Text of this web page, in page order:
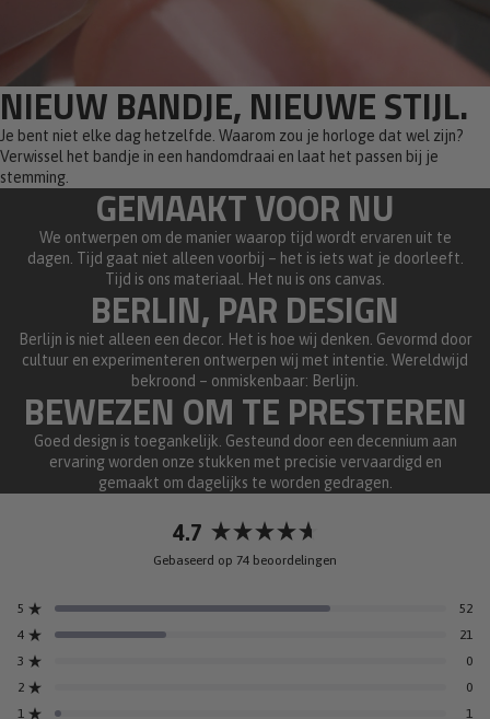
NIEUW BANDJE, NIEUWE STIJL.
Je bent niet elke dag hetzelfde. Waarom zou je horloge dat wel zijn?
Verwissel het bandje in een handomdraai en laat het passen bij je
stemming.
GEMAAKT VOOR NU
We ontwerpen om de manier waarop tijd wordt ervaren uit te
dagen. Tijd gaat niet alleen voorbij – het is iets wat je doorleeft.
Tijd is ons materiaal. Het nu is ons canvas.
BERLIN, PAR DESIGN
Berlijn is niet alleen een decor. Het is hoe wij denken. Gevormd door
cultuur en experimenteren ontwerpen wij met intentie. Wereldwijd
bekroond – onmiskenbaar: Berlijn.
BEWEZEN OM TE PRESTEREN
Goed design is toegankelijk. Gesteund door een decennium aan
ervaring worden onze stukken met precisie vervaardigd en
gemaakt om dagelijks te worden gedragen.
4.7
Beoordeeld
met
van
Gebaseerd op 74 beoordelingen
5 Beoordeeld met van de 5 sterren 52
Totaal
5
ster
beoordelingen:
4 Beoordeeld met van de 5 sterren 21
Totaal
4
ster
beoordelingen:
3 Beoordeeld met van de 5 sterren 0
Totaal
3
ster
beoordelingen:
2 Beoordeeld met van de 5 sterren 0
Totaal
2
ster
beoordelingen:
1 1
Totaal
1
ster
beoordelingen: